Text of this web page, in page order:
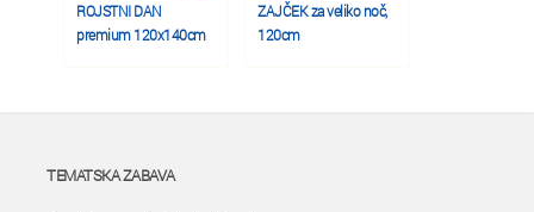
ROJSTNI DAN
premium 120x140cm
ZAJČEK za veliko noč,
120cm
TEMATSKA ZABAVA